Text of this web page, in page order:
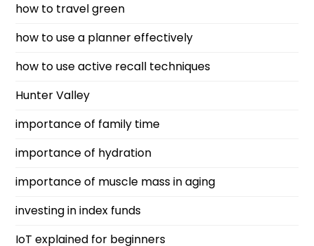
how to travel green
how to use a planner effectively
how to use active recall techniques
Hunter Valley
importance of family time
importance of hydration
importance of muscle mass in aging
investing in index funds
IoT explained for beginners